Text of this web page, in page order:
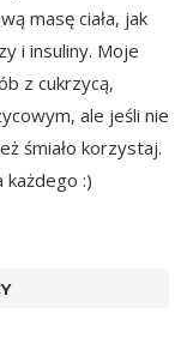
masę ciała, jak
i insuliny. Moje
z cukrzycą,
ale jeśli nie
śmiało korzystaj.
każdego :)